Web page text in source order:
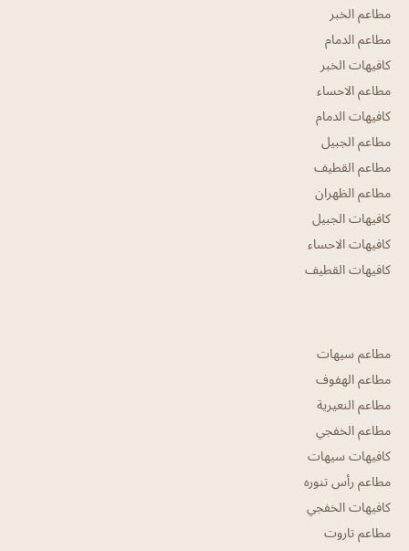
مطاعم الخبر
مطاعم الدمام
كافيهات الخبر
مطاعم الاحساء
كافيهات الدمام
مطاعم الجبيل
مطاعم القطيف
مطاعم الظهران
كافيهات الجبيل
كافيهات الاحساء
كافيهات القطيف
مطاعم سيهات
مطاعم الهفوف
مطاعم النعيرية
مطاعم الخفجي
كافيهات سيهات
مطاعم رأس تنوره
كافيهات الخفجي
مطاعم تاروت